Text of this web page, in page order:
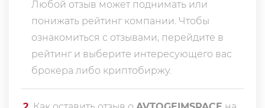
Любой отзыв может поднимать или
понижать рейтинг компании. Чтобы
ознакомиться с отзывами, перейдите в
рейтинг и выберите интересующего вас
брокера либо криптобиржу.